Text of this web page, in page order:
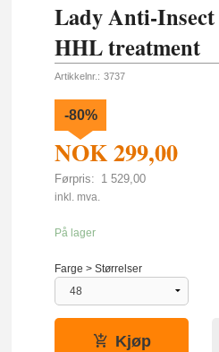
Lady Anti-
HHL treatment
Artikkelnr.: 3737
NOK299,00
Førpris: 1 529,00
Rabatt
-80%
inkl. mva.
På lager
Farge > Størrelser
Kjøp